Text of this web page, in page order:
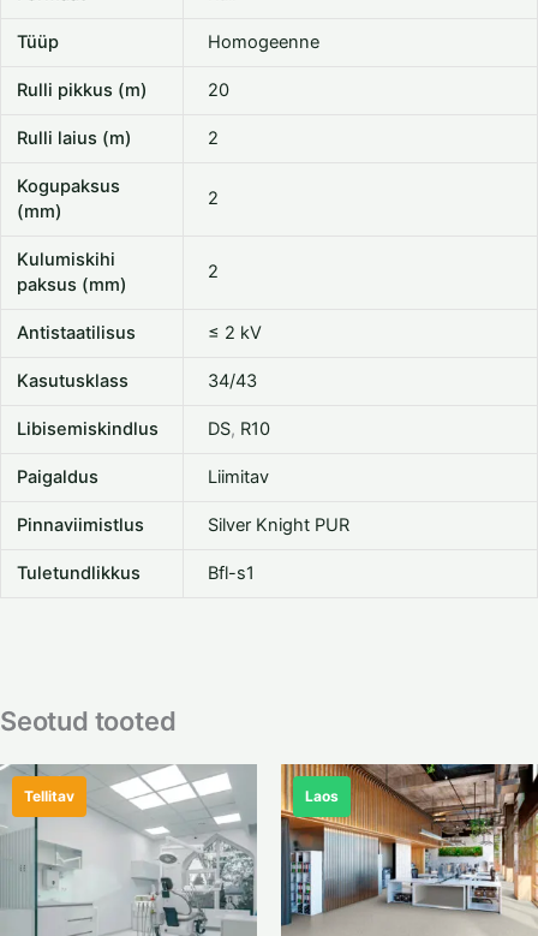
Tüüp Homogeenne
Rulli pikkus (m) 20
Rulli laius (m) 2
Kogupaksus
(mm)
2
Kulumiskihi
paksus (mm)
2
Antistaatilisus ≤ 2 kV
Kasutusklass 34/43
Libisemiskindlus DS, R10
Paigaldus Liimitav
Pinnaviimistlus Silver Knight PUR
Tuletundlikkus Bfl-s1
Seotud tooted
Tellitav Laos